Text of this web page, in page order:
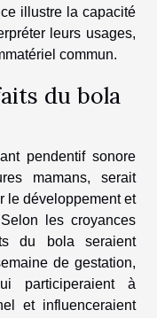
illustre la capacité
leurs usages,
commun.
du bola
pendentif sonore
mamans, serait
le développement et
les croyances
du bola seraient
de gestation,
participeraient à
et influenceraient